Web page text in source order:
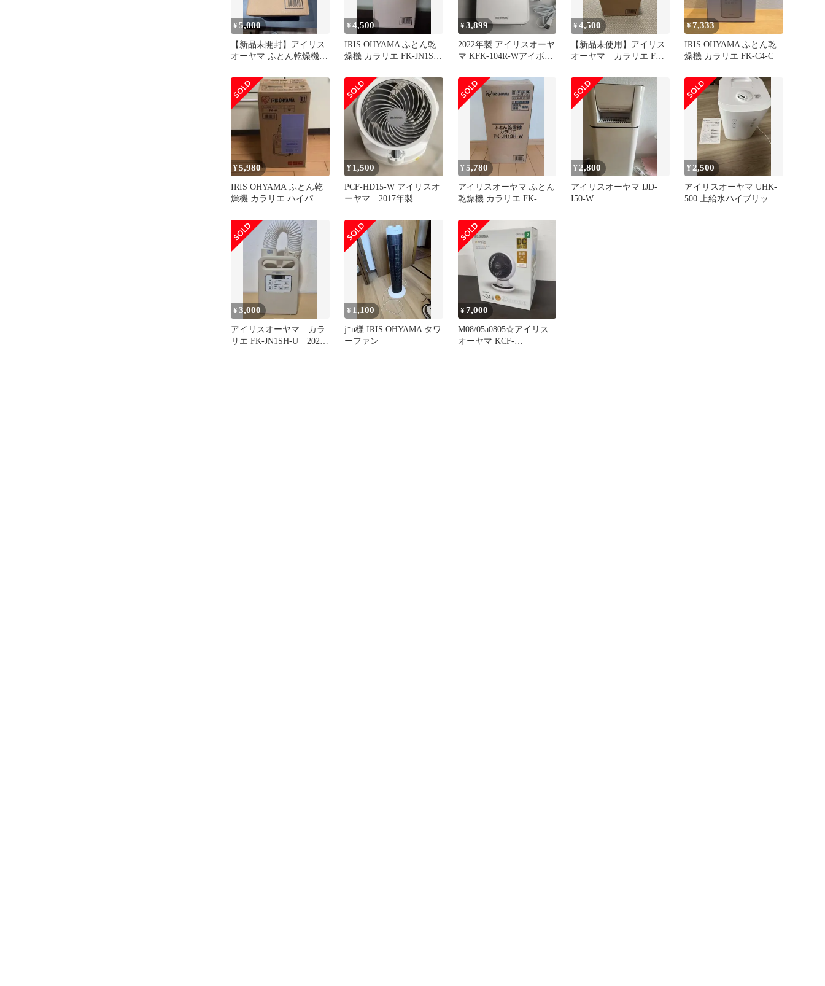
¥5,000
【新品未開封】アイリス
オーヤマ ふとん乾燥機
¥4,500
IRIS OHYAMA ふとん乾
燥機 カラリエ FK-JN1SH-
¥3,899
2022年製 アイリスオーヤ
マ KFK-104R-Wアイボリ
¥4,500
【新品未使用】アイリス
オーヤマ カラリエ FK-
¥7,333
IRIS OHYAMA ふとん乾
燥機 カラリエ FK-C4-C
¥5,980
IRIS OHYAMA ふとん乾
燥機 カラリエ ハイパワ
¥ 1,500
PCF-HD15-W アイリスオ
ーヤマ 2017年製
¥5,780
アイリスオーヤマ ふとん
乾燥機 カラリエ FK-
¥ 2,800
アイリスオーヤマ IJD-
I50-W
¥ 2,500
アイリスオーヤマ UHK-
500 上給水ハイブリッド
¥3,000
アイリスオーヤマ カラ
リエ FK-JN1SH-U 2020
¥ 1,100
j*n様 IRIS OHYAMA タワ
ーファン
¥7,000
M08/05a0805☆アイリス
オーヤマ KCF-